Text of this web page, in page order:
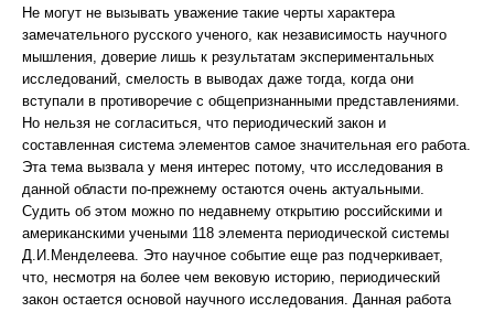
Не могут не вызывать уважение такие черты характера
замечательного русского ученого, как независимость научного
мышления, доверие лишь к результатам экспериментальных
исследований, смелость в выводах даже тогда, когда они
вступали в противоречие с общепризнанными представлениями.
Но нельзя не согласиться, что периодический закон и
составленная система элементов самое значительная его работа.
Эта тема вызвала у меня интерес потому, что исследования в
данной области по-прежнему остаются очень актуальными.
Судить об этом можно по недавнему открытию российскими и
американскими учеными 118 элемента периодической системы
Д.И.Менделеева. Это научное событие еще раз подчеркивает,
что, несмотря на более чем вековую историю, периодический
закон остается основой научного исследования. Данная работа